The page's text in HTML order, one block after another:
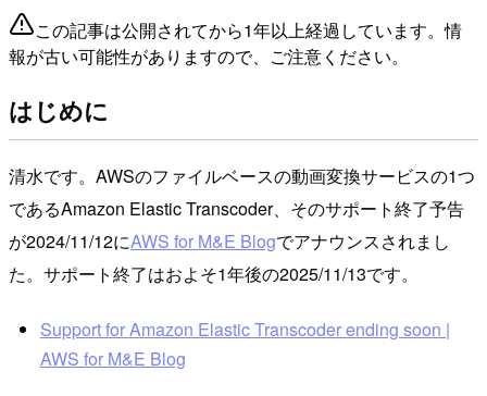
この記事は公開されてから1年以上経過しています。情
報が古い可能性がありますので、ご注意ください。
はじめに
清水です。AWSのファイルベースの動画変換サービスの1つ
であるAmazon Elastic Transcoder、そのサポート終了予告
が2024/11/12にAWS for M&E Blogでアナウンスされまし
た。サポート終了はおよそ1年後の2025/11/13です。
Support for Amazon Elastic Transcoder ending soon |
AWS for M&E Blog